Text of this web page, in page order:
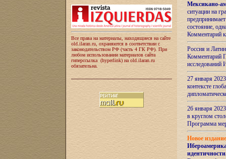
Все права на материалы, находящиеся на сайте
old.ilaran.ru, охраняются в соответствии с
законодательством РФ (часть 4 ГК РФ). При
любом использовании материалов сайта
гиперссылка (hyperlink) на old.ilaran.ru
обязательна.
Мексикано-
ситуации на
состояние,
Комментарий
Россия и
Комментарий
27 января
контексте
26 января
в круглом
Программа
Новое
идентичности